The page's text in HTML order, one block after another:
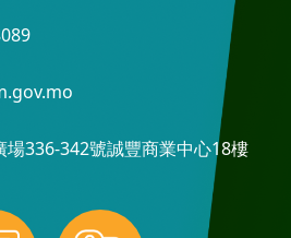
場336-342號誠豐商業中心18樓